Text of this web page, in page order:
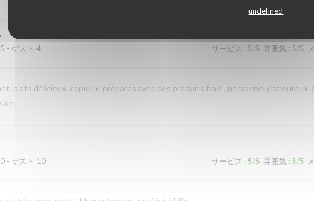
undefined
- ゲスト 4 サービス : 5/5 雰囲気 : 5/5
plats délicieux, copieux, préparés avec des produits frais , personnel chaleureux,
- ゲスト 10 サービス : 5/5 雰囲気: 5/5